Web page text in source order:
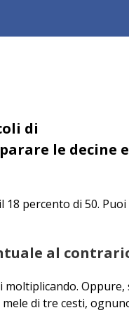
di
le decine
percento di 50. Puoi
al
Oppure,
di tre cesti,